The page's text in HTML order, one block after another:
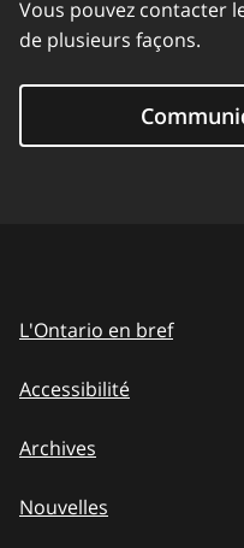
Vous pouvez contacter
de plusieurs façons.
L'Ontario en bref
Accessibilité
Archives
Nouvelles